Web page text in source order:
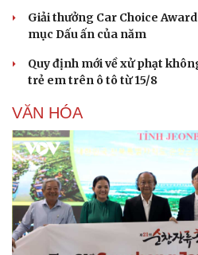
Giải thưởng Car Choice
mục Dấu ấn của năm
Quy định mới về xử phạt
trẻ em trên ô tô từ 15/8
VĂN HÓA